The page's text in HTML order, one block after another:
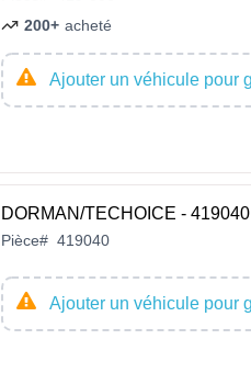
200+ acheté
Ajouter un véhicule pour
DORMAN/TECHOICE -
Pièce# 419040
Ajouter un véhicule pour